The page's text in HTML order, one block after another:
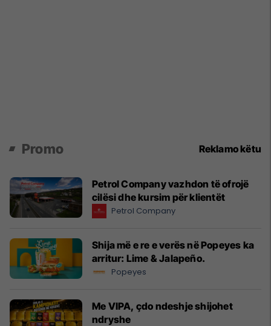
Promo Reklamo këtu
Petrol Company vazhdon të ofrojë
cilësi dhe kursim për klientët
Petrol Company
Shija më e re e verës në Popeyes ka
arritur: Lime & Jalapeño.
Popeyes
Me VIPA, çdo ndeshje shijohet
ndryshe